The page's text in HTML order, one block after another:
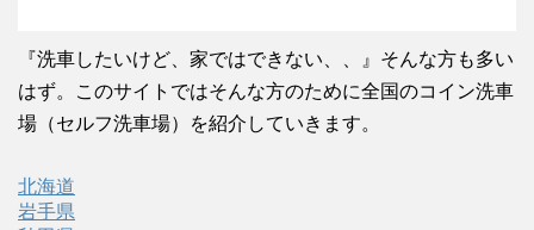
『洗車したいけど、家ではできない、、』そんな方も多い
はず。このサイトではそんな方のために全国のコイン洗車
場（セルフ洗車場）を紹介していきます。
北海道
岩手県